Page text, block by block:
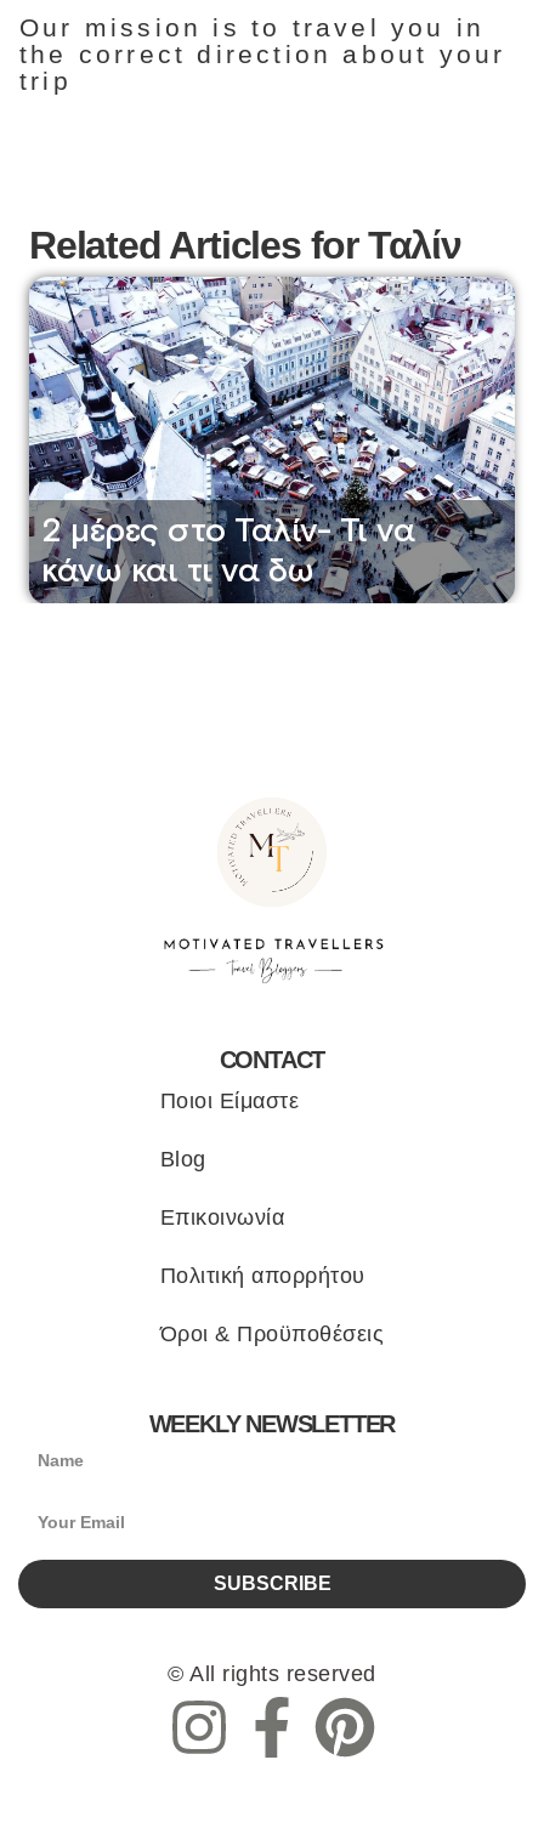
Our mission is to travel you in
the correct direction about your
trip
Related Articles for Ταλίν
2 μέρες στο Ταλίν- Τι να
κάνω και τι να δω
CONTACT
Ποιοι Είμαστε
Blog
Επικοινωνία
Πολιτική απορρήτου
Όροι & Προϋποθέσεις
WEEKLY NEWSLETTER
SUBSCRIBE
© All rights reserved